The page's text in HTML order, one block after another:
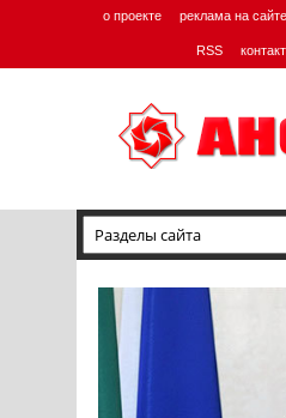
о проекте реклама на сайте
RSS